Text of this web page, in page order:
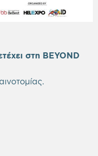
στη BEYOND